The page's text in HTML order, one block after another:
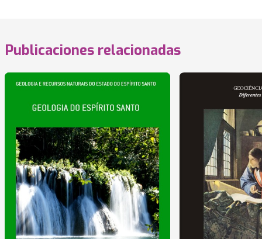
Publicaciones relacionadas